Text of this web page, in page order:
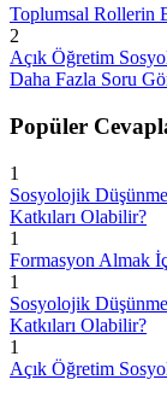
Toplumsal Rollerin
2
Açık Öğretim
Daha Fazla Soru
Popüler
1
Sosyolojik
Katkıları Olabilir?
1
Formasyon Almak
1
Sosyolojik
Katkıları Olabilir?
1
Açık Öğretim